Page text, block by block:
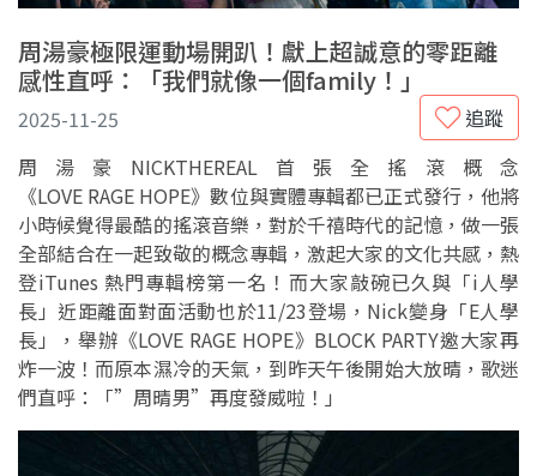
周湯豪極限運動場開趴！獻上超誠意的零距離
感性直呼：「我們就像一個family！」
追蹤
2025-11-25
周湯豪NICKTHEREAL首張全搖滾概念
《LOVE RAGE HOPE》數位與實體專輯都已正式發行，他將
小時候覺得最酷的搖滾音樂，對於千禧時代的記憶，做一張
全部結合在一起致敬的概念專輯，激起大家的文化共感，熱
登iTunes 熱門專輯榜第一名！而大家敲碗已久與「i人學
長」近距離面對面活動也於11/23登場，Nick變身「E人學
長」，舉辦《LOVE RAGE HOPE》BLOCK PARTY邀大家再
炸一波！而原本濕冷的天氣，到昨天午後開始大放晴，歌迷
們直呼：「”周晴男”再度發威啦！」